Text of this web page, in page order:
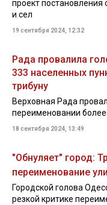
проект
и сел
19 сентября 2024, 12:32
Рада провалила
333 населенных
трибуну
Верховная Рада
переименовании
18 сентября 2024, 13:49
"Обнуляет" город:
переименование
Городской голова
резкой критике